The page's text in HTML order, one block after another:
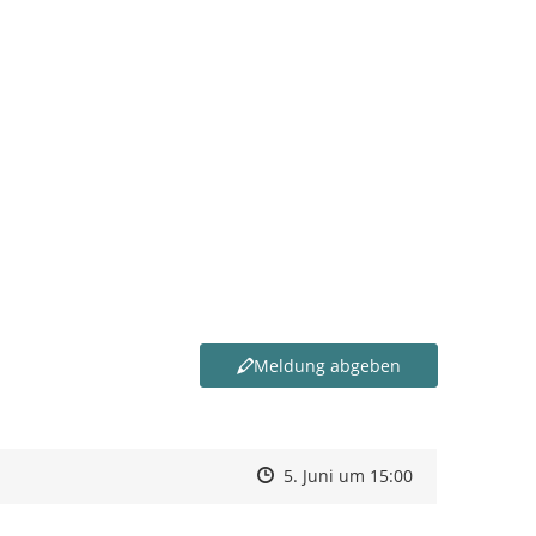
Meldung abgeben
Zeitpunkt des Erstellens
Zeitpunkt des Erstellens
5. Juni um 15:00Zur Äußerung